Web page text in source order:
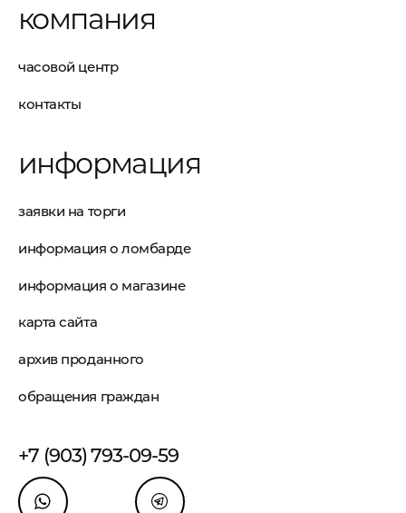
компания
часовой центр
контакты
информация
заявки на торги
информация о ломбарде
информация о магазине
карта сайта
архив проданного
обращения граждан
+7 (903) 793-09-59